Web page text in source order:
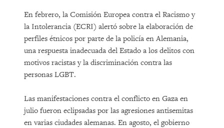
En febrero, la Comisión Europea contra el Racismo y
la Intolerancia (ECRI) alertó sobre la elaboración de
perfiles étnicos por parte de la policía en Alemania,
una respuesta inadecuada del Estado a los delitos con
motivos racistas y la discriminación contra las
personas LGBT.
Las manifestaciones contra el conflicto en Gaza en
julio fueron eclipsadas por las agresiones antisemitas
en varias ciudades alemanas. En agosto, el gobierno